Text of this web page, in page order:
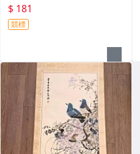
$ 181
競標